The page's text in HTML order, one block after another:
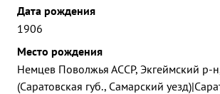
Дата рождения
1906
Место рождения
Немцев Поволжья АССР, Экгеймский р-
(Саратовская губ., Самарский